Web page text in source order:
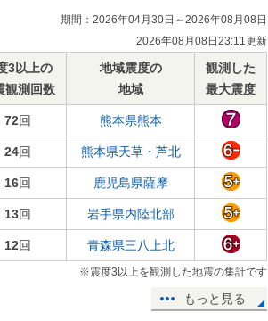
期間：2026年04月30日～2026年08月08日
2026年08月08日23:11更新
3以上の
観測回数
地域震度の
地域
観測した
最大震度
72回 熊本県熊本
24回 熊本県天草・芦北
16回 鹿児島県薩摩
13回 岩手県内陸北部
12回 青森県三八上北
※震度3以上を観測した地震の集計です
もっと見る